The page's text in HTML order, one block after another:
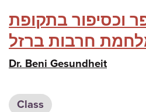
וכסיפור בתקופת
Dr. Beni Gesundheit
Class